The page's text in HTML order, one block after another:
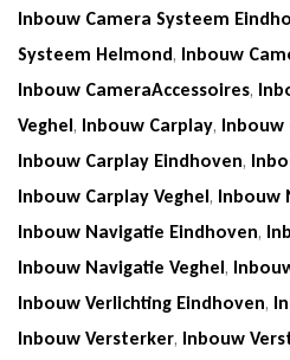
Inbouw Camera Systeem
Systeem Helmond, Inbouw
Inbouw CameraAccessoires,
Veghel, Inbouw Carplay, Inbouw
Inbouw Carplay Eindhoven,
Inbouw Carplay Veghel, Inbouw
Inbouw Navigatie Eindhoven,
Inbouw Navigatie Veghel,
Inbouw Verlichting Eindhoven,
Inbouw Versterker, Inbouw